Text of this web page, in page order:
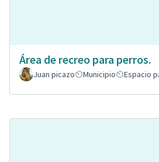
Área de recreo para perros.
Juan picazo
Municipio Espacio